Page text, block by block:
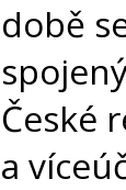
době
České
a